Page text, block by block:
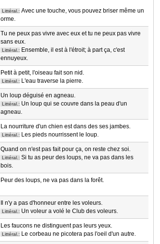
Littéral.: Avec une touche, vous pouvez briser même un
orme.
Tu ne peux pas vivre avec eux et tu ne peux pas vivre
sans eux.
Littéral.: Ensemble, il est à l'étroit; à part ça, c'est
ennuyeux.
Petit à petit, l'oiseau fait son nid.
Littéral.: L'eau traverse la pierre.
Un loup déguisé en agneau.
Littéral.: Un loup qui se couvre dans la peau d'un
agneau.
La nourriture d'un chien est dans des ses jambes.
Littéral.: Les pieds nourrissent le loup.
Quand on n'est pas fait pour ça, on reste chez soi.
Littéral.: Si tu as peur des loups, ne va pas dans les
bois.
Peur des loups, ne va pas dans la forêt.
Il n'y a pas d'honneur entre les voleurs.
Littéral.: Un voleur a volé le Club des voleurs.
Les faucons ne distinguent pas leurs yeux.
Littéral.: Le corbeau ne picotera pas l'oeil d'un autre.